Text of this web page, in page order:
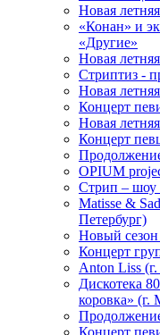
Новая
«Конан» и
«Другие»
Новая
Стриптиз -
Новая
Концерт
Новая
Концерт
OPIUM
Стрип – шоу
Matissе &
Петербург)
Новый
Концерт
Anton Liss
Дискотека
коровка» (г.
Концерт